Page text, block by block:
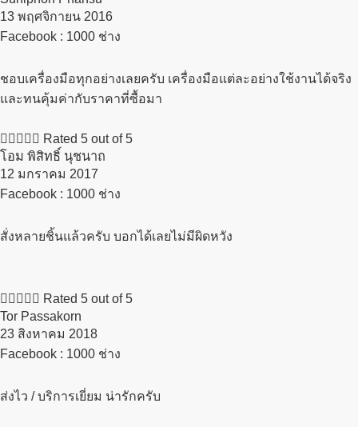
13 พฤศจิกายน 2016​
Facebook : 1000 ช่าง
ชอบเครื่องมือทุกอย่างเลยครับ เครื่องมือแต่ละอย่างใช้งานได้จริง
และทนคุ้มค่ากับราคาที่ซื้อมา
     Rated 5 out of 5
โอม พิสิทธิ์ นุชนาถ
12 มกราคม 2017​
Facebook : 1000 ช่าง
สั่งหลายชิ้นแล้วครับ บอกได้เลยไม่มีผิดหวัง
     Rated 5 out of 5
Tor Passakorn
23 สิงหาคม 2018​
Facebook : 1000 ช่าง
ส่งไว / บริการเยี่ยม น่ารักครับ